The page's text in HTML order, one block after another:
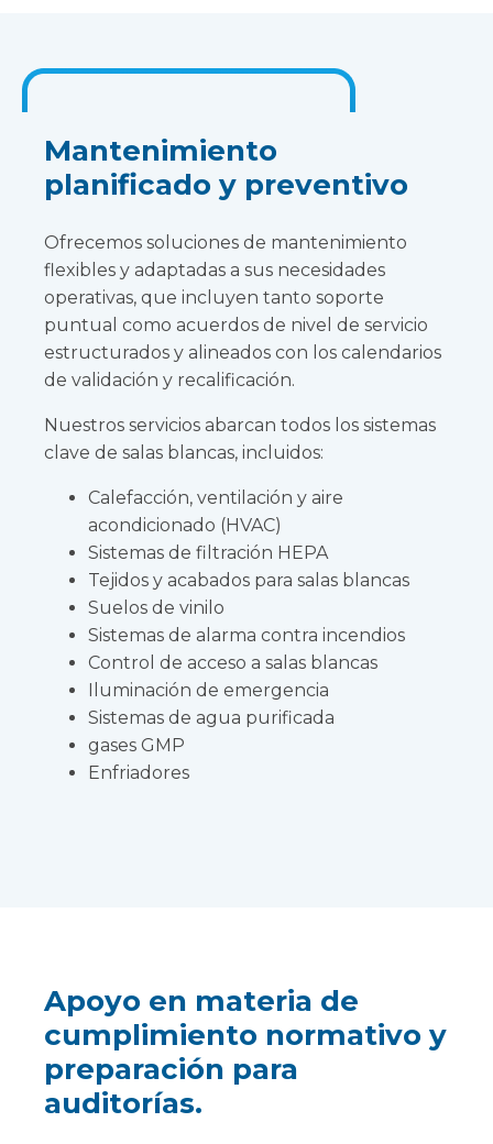
Mantenimiento
planificado y preventivo
Ofrecemos soluciones de mantenimiento
flexibles y adaptadas a sus necesidades
operativas, que incluyen tanto soporte
puntual como acuerdos de nivel de servicio
estructurados y alineados con los calendarios
de validación y recalificación.
Nuestros servicios abarcan todos los sistemas
clave de salas blancas, incluidos:
Calefacción, ventilación y aire
acondicionado (HVAC)
Sistemas de filtración HEPA
Tejidos y acabados para salas blancas
Suelos de vinilo
Sistemas de alarma contra incendios
Control de acceso a salas blancas
Iluminación de emergencia
Sistemas de agua purificada
gases GMP
Enfriadores
Apoyo en materia de
cumplimiento normativo y
preparación para
auditorías.